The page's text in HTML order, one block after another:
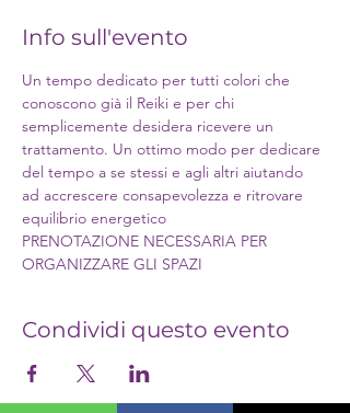
Info sull'evento
Un tempo dedicato per tutti colori che
conoscono già il Reiki e per chi
semplicemente desidera ricevere un
trattamento. Un ottimo modo per dedicare
del tempo a se stessi e agli altri aiutando
ad accrescere consapevolezza e ritrovare
equilibrio energetico
PRENOTAZIONE NECESSARIA PER
ORGANIZZARE GLI SPAZI
Condividi questo evento